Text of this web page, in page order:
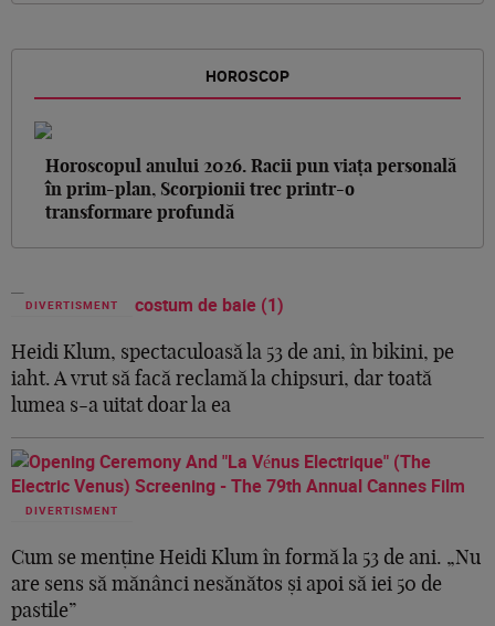
HOROSCOP
Horoscopul anului 2026. Racii pun viața personală
în prim-plan, Scorpionii trec printr-o
transformare profundă
DIVERTISMENT
Heidi Klum, spectaculoasă la 53 de ani, în bikini, pe
iaht. A vrut să facă reclamă la chipsuri, dar toată
lumea s-a uitat doar la ea
DIVERTISMENT
Cum se menține Heidi Klum în formă la 53 de ani. „Nu
are sens să mănânci nesănătos și apoi să iei 50 de
pastile”